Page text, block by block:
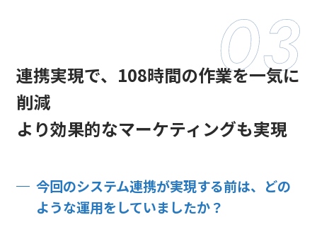
連携実現で、108時間の作業を一気に
削減
より効果的なマーケティングも実現
今回のシステム連携が実現する前は、どの
ような運用をしていましたか？